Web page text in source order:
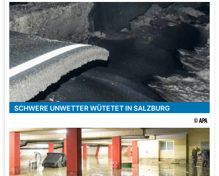
SCHWERE UNWETTER WÜTETET IN SALZBURG
© APA